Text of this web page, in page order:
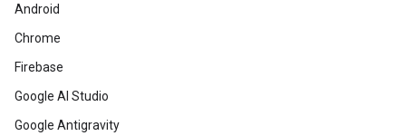
Android
Chrome
Firebase
Google AI Studio
Google Antigravity